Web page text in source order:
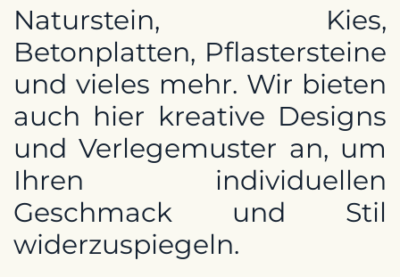
Naturstein, Kies,
Betonplatten, Pflastersteine
und vieles mehr. Wir bieten
auch hier kreative Designs
und Verlegemuster an, um
Ihren individuellen
Geschmack und Stil
widerzuspiegeln.